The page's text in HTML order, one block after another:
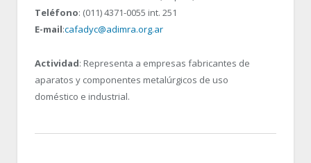
Teléfono: (011) 4371-0055 int. 251
E-mail:cafadyc@adimra.org.ar
Actividad: Representa a empresas fabricantes de
aparatos y componentes metalúrgicos de uso
doméstico e industrial.